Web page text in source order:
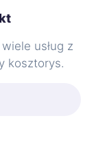
usług z
kosztorys.